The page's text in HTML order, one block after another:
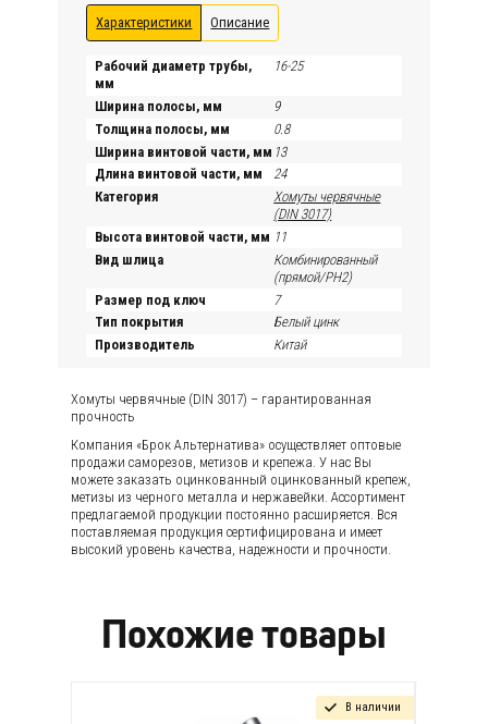
Характеристики Описание
Рабочий диаметр трубы,
мм
16-25
Ширина полосы, мм
9
Толщина полосы, мм
0.8
Ширина винтовой части, мм 13
Длина винтовой части, мм
24
Категория
Хомуты червячные
(DIN 3017)
Высота винтовой части, мм 11
Вид шлица
Комбинированный
(прямой/PH2)
Размер под ключ
7
Тип покрытия
Белый цинк
Производитель
Китай
Хомуты червячные (DIN 3017) – гарантированная
прочность
Компания «Брок Альтернатива» осуществляет оптовые
продажи саморезов, метизов и крепежа. У нас Вы
можете заказать оцинкованный оцинкованный крепеж,
метизы из черного металла и нержавейки. Ассортимент
предлагаемой продукции постоянно расширяется. Вся
поставляемая продукция сертифицирована и имеет
высокий уровень качества, надежности и прочности.
Похожие товары
В наличии